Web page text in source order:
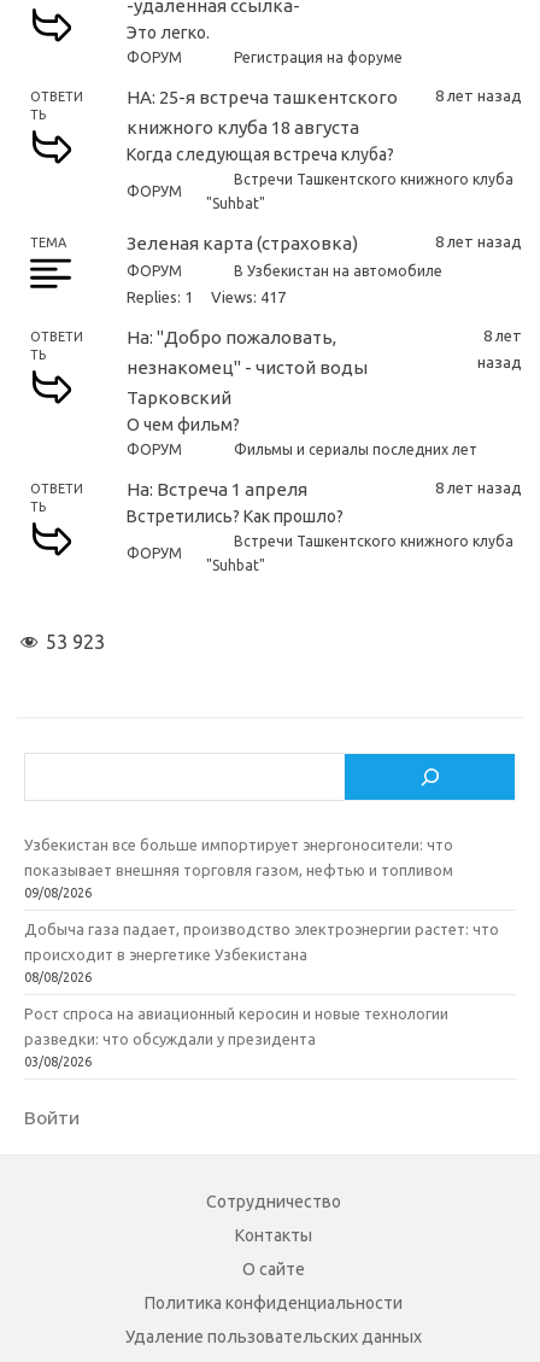
-удаленная ссылка-
Это легко.
ФОРУМ Регистрация на форуме
ОТВЕТИ
ТЬ
НА: 25-я встреча ташкентского
книжного клуба 18 августа
Когда следующая встреча клуба?
8 лет назад
ФОРУМ
Встречи Ташкентского книжного клуба
"Suhbat"
ТЕМА Зеленая карта (страховка) 8 лет назад
ФОРУМ В Узбекистан на автомобиле
Replies: 1 Views: 417
ОТВЕТИ
ТЬ
На: "Добро пожаловать,
незнакомец" - чистой воды
Тарковский
О чем фильм?
8 лет
назад
ФОРУМ Фильмы и сериалы последних лет
ОТВЕТИ
ТЬ
На: Встреча 1 апреля
Встретились? Как прошло?
8 лет назад
ФОРУМ
Встречи Ташкентского книжного клуба
"Suhbat"
53 923
Узбекистан все больше импортирует энергоносители: что
показывает внешняя торговля газом, нефтью и топливом
09/08/2026
Добыча газа падает, производство электроэнергии растет: что
происходит в энергетике Узбекистана
08/08/2026
Рост спроса на авиационный керосин и новые технологии
разведки: что обсуждали у президента
03/08/2026
Войти
Сотрудничество
Контакты
О сайте
Политика конфиденциальности
Удаление пользовательских данных